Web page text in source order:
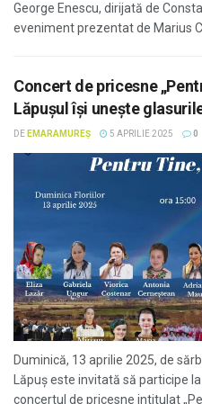
George Enescu, dirijată de
eveniment prezentat de Marius
Concert de pricesne
Lăpușul își unește
DE EMARAMUREȘ 5 APRILIE 2025 0
Duminică, 13 aprilie 2025, de
Lăpuș este invitată să participe
concertul de pricesne intitulat